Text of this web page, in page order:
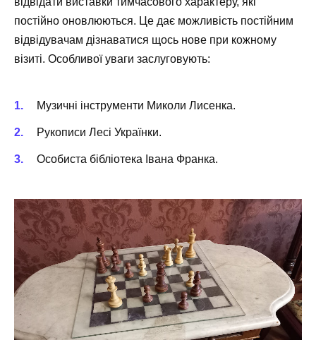
постійно оновлюються. Це дає можливість постійним
відвідувачам дізнаватися щось нове при кожному
візиті. Особливої уваги заслуговують:
Музичні інструменти Миколи Лисенка.
Рукописи Лесі Українки.
Особиста бібліотека Івана Франка.